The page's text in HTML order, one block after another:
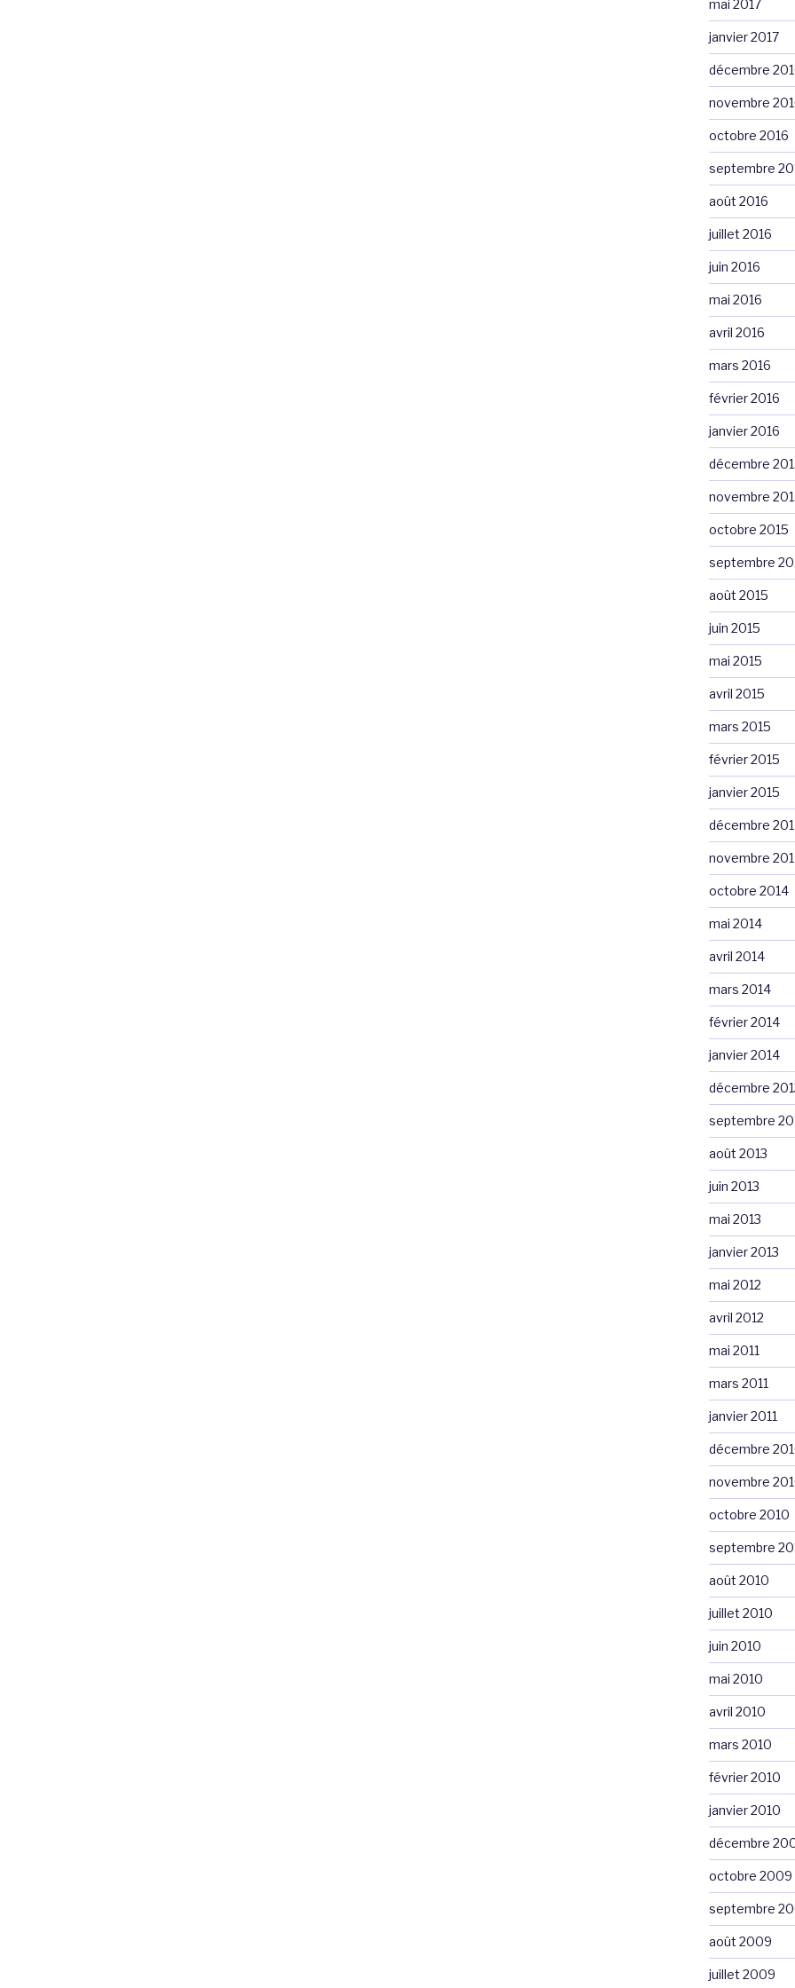
mai 2017
janvier 2017
décembre
novembre
octobre 2016
septembre
août 2016
juillet 2016
juin 2016
mai 2016
avril 2016
mars 2016
février 2016
janvier 2016
décembre
novembre
octobre 2015
septembre
août 2015
juin 2015
mai 2015
avril 2015
mars 2015
février 2015
janvier 2015
décembre
novembre
octobre 2014
mai 2014
avril 2014
mars 2014
février 2014
janvier 2014
décembre
septembre
août 2013
juin 2013
mai 2013
janvier 2013
mai 2012
avril 2012
mai 2011
mars 2011
janvier 2011
décembre
novembre
octobre 2010
septembre
août 2010
juillet 2010
juin 2010
mai 2010
avril 2010
mars 2010
février 2010
janvier 2010
décembre
octobre 2009
septembre
août 2009
juillet 2009